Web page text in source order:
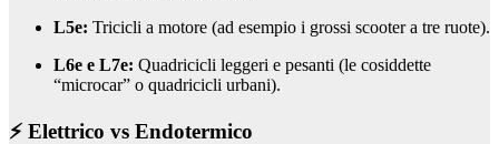
L5e: Tricicli a motore (ad esempio i grossi scooter a tre ruote).
L6e e L7e: Quadricicli leggeri e pesanti (le cosiddette
“microcar” o quadricicli urbani).
⚡ Elettrico vs Endotermico